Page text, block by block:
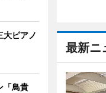
最新ニ
ピアノ
「鳥貴